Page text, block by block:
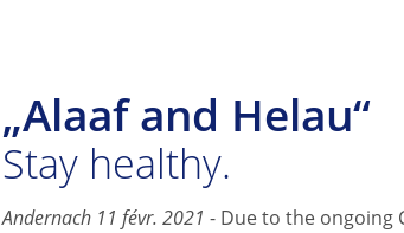
„Alaaf and Helau“
Stay healthy.
Andernach 11 févr. 2021 - Due to the ongoing